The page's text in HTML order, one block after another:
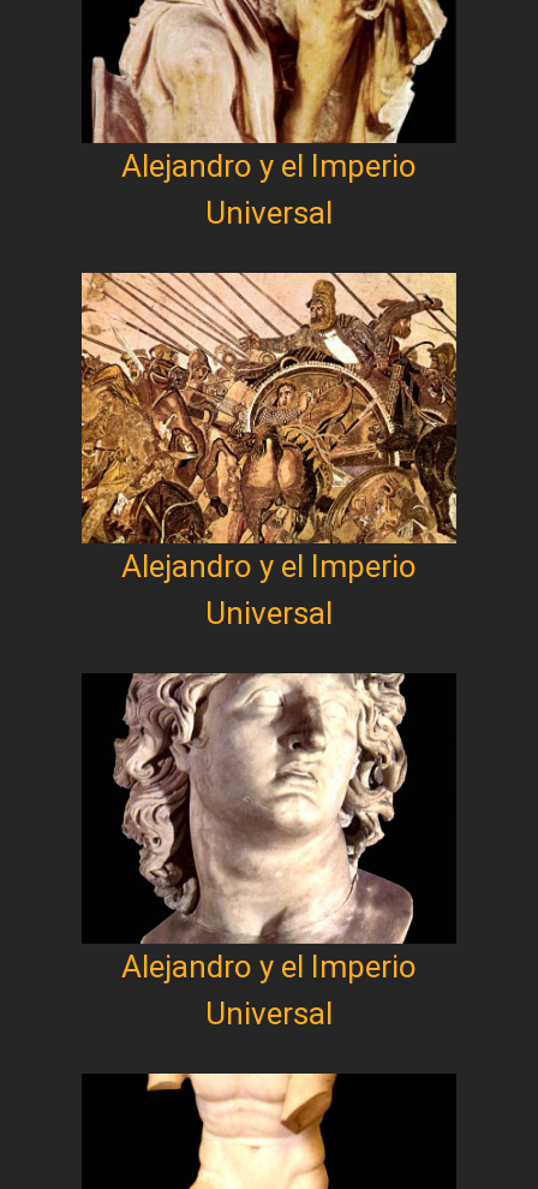
Alejandro y el Imperio
Universal
Alejandro y el Imperio
Universal
Alejandro y el Imperio
Universal